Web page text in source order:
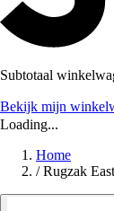
Subtotaal
Bekijk mijn
Loading...
Home
/ Rugzak